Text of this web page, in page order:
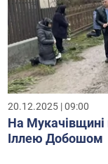
20.12.2025 | 09:00
На
Іллею Добошом